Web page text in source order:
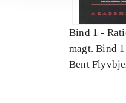
Bind 1 -
magt. Bind
videnskab
Bent